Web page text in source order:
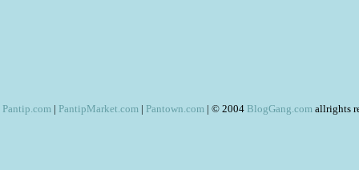
Pantip.com | PantipMarket.com | Pantown.com | © 2004 BlogGang.com allrights